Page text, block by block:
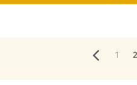
1 2